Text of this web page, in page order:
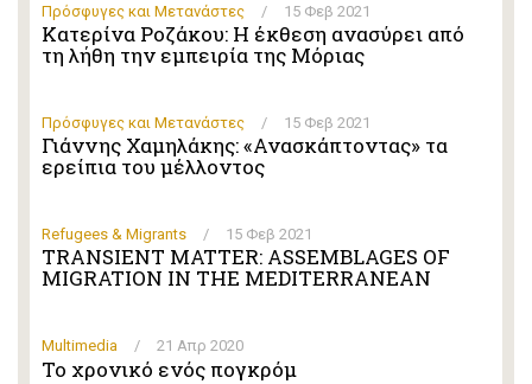
Πρόσφυγες και Μετανάστες / 15 Φεβ 2021
Κατερίνα Ροζάκου: Η έκθεση ανασύρει από
τη λήθη την εμπειρία της Μόριας
Πρόσφυγες και Μετανάστες / 15 Φεβ 2021
Γιάννης Χαμηλάκης: «Ανασκάπτοντας» τα
ερείπια του μέλλοντος
Refugees & Migrants / 15 Φεβ 2021
TRANSIENT MATTER: ASSEMBLAGES OF
MIGRATION IN THE MEDITERRANEAN
Multimedia / 21 Απρ 2020
Το χρονικό ενός πογκρόμ